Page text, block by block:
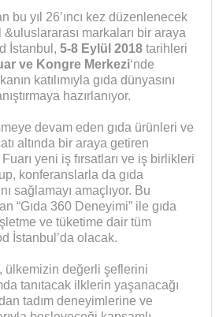
bu yıl 26’ıncı kez düzenlenecek
markaları bir araya
İstanbul, 5-8 Eylül 2018tarihleri
ve Kongre Merkezi‘nde
katılımıyla gıda dünyasını
hazırlanıyor.
devam eden gıda ürünleri ve
altında bir araya getiren
yeni iş fırsatları ve iş birlikleri
konferanslarla da gıda
sağlamayı amaçlıyor. Bu
“Gıda 360 Deneyimi” ile gıda
ve tüketime dair tüm
İstanbul’da olacak.
ülkemizin değerli şeflerini
tanıtacak ilklerin yaşanacağı
tadım deneyimlerine ve